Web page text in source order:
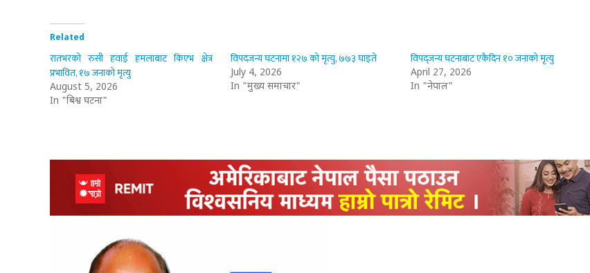
Related
रातभरको रुसी हवाई हमलाबाट किएभ क्षेत्र
प्रभावित, १७ जनाको मृत्यु
August 5, 2026
In "बिश्व घटना"
विपदजन्य घटनामा १२७ को मृत्यु, ७७३ घाइते
July 4, 2026
In "मुख्य समाचार"
विपद्जन्य घटनाबाट एकैदिन १० जनाको मृत्यु
April 27, 2026
In "नेपाल"